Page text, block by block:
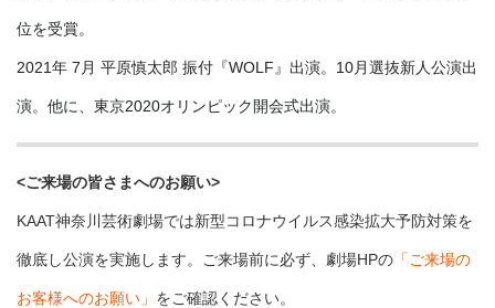
位を受賞。
2021年 7月 平原慎太郎 振付『WOLF』出演。10月選抜新人公演出
演。他に、東京2020オリンピック開会式出演。
<ご来場の皆さまへのお願い>
KAAT神奈川芸術劇場では新型コロナウイルス感染拡大予防対策を
徹底し公演を実施します。ご来場前に必ず、劇場HPの 「ご来場の
お客様へのお願い」 をご確認ください。